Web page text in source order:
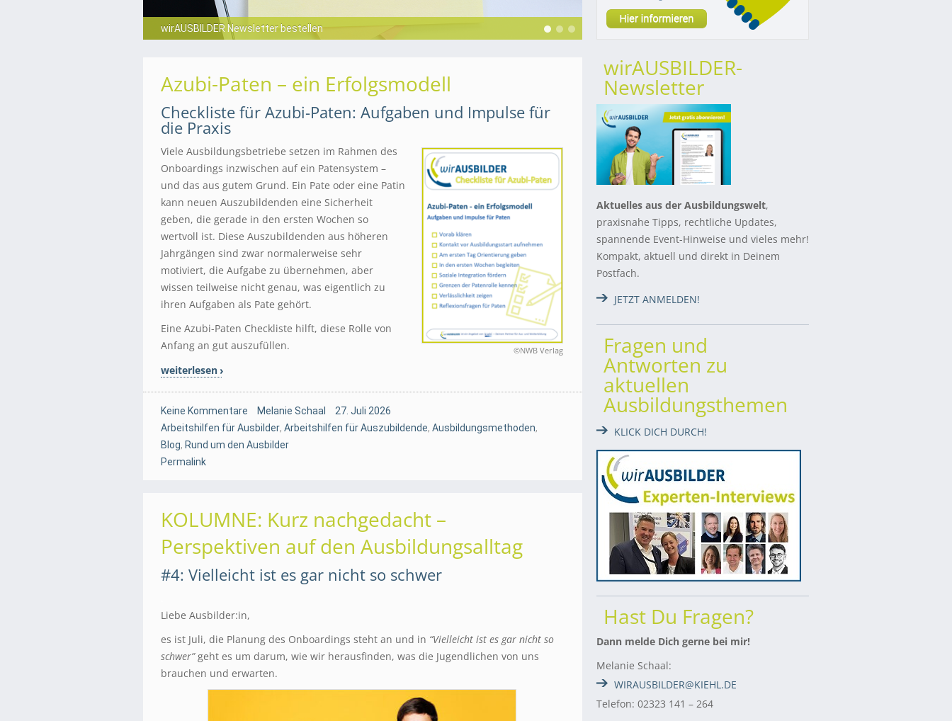
Fragen und Antworten zu aktuellen Ausbildungsthemen
Azubi-Paten – ein Erfolgsmodell
Checkliste für Azubi-Paten: Aufgaben und Impulse für
die Praxis
©NWB Verlag
Viele Ausbildungsbetriebe setzen im Rahmen des
Onboardings inzwischen auf ein Patensystem –
und das aus gutem Grund. Ein Pate oder eine Patin
kann neuen Auszubildenden eine Sicherheit
geben, die gerade in den ersten Wochen so
wertvoll ist. Diese Auszubildenden aus höheren
Jahrgängen sind zwar normalerweise sehr
motiviert, die Aufgabe zu übernehmen, aber
wissen teilweise nicht genau, was eigentlich zu
ihren Aufgaben als Pate gehört.
Eine Azubi-Paten Checkliste hilft, diese Rolle von
Anfang an gut auszufüllen.
weiterlesen
Keine Kommentare Melanie Schaal
27. Juli 2026
Arbeitshilfen für Ausbilder, Arbeitshilfen für Auszubildende, Ausbildungsmethoden,
Blog, Rund um den Ausbilder
Permalink
KOLUMNE: Kurz nachgedacht –
Perspektiven auf den Ausbildungsalltag
#4: Vielleicht ist es gar nicht so schwer
Liebe Ausbilder:in,
es ist Juli, die Planung des Onboardings steht an und in “Vielleicht ist es gar nicht so
schwer”geht es um darum, wie wir herausfinden, was die Jugendlichen von uns
brauchen und erwarten.
wirAUSBILDER-
Newsletter
Aktuelles aus der Ausbildungswelt,
praxisnahe Tipps, rechtliche Updates,
spannende Event-Hinweise und vieles mehr!
Kompakt, aktuell und direkt in Deinem
Postfach.
JETZT ANMELDEN!
Fragen und
Antworten zu
aktuellen
Ausbildungsthemen
KLICK DICH DURCH!
Hast Du Fragen?
Dann melde Dich gerne bei mir!
Melanie Schaal:
WIRAUSBILDER@KIEHL.DE
Telefon: 02323 141 – 264